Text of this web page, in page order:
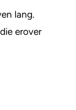
lang.
erover